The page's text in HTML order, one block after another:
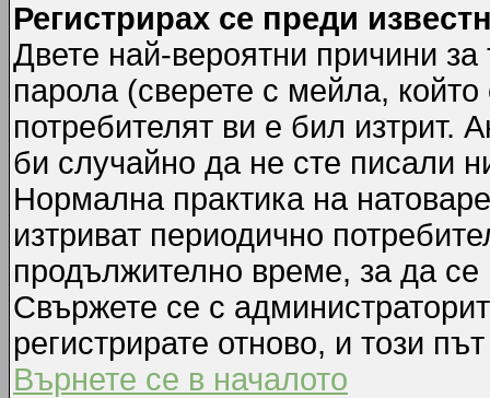
Регистрирах се преди
Двете най-вероятни причини
парола (сверете с мейла,
потребителят ви е бил изтрит.
би случайно да не сте писали
Нормална практика на
изтриват периодично
продължително време, за да
Свържете се с
регистрирате отново, и този
Върнете се в началото